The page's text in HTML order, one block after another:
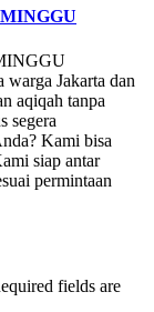
Jakarta dan
aqiqah tanpa
segera
Kami bisa
siap antar
permintaan
fields are